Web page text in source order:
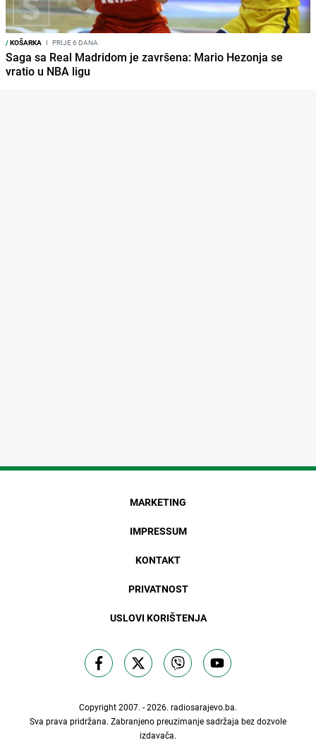
/KOŠARKA I PRIJE 6 DANA
Saga sa Real Madridom je završena: Mario Hezonja se
vratio u NBA ligu
MARKETING
IMPRESSUM
KONTAKT
PRIVATNOST
USLOVI KORIŠTENJA
Copyright 2007. - 2026. radiosarajevo.ba.
Sva prava pridržana. Zabranjeno preuzimanje sadržaja bez dozvole
izdavača.